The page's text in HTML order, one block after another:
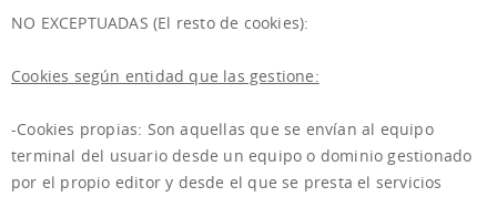
NO EXCEPTUADAS (El resto de cookies):
Cookies según entidad que las gestione:
-Cookies propias: Son aquellas que se envían al equipo
terminal del usuario desde un equipo o dominio gestionado
por el propio editor y desde el que se presta el servicios